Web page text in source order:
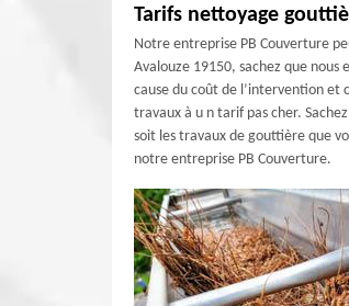
Tarifs nettoyage
Notre entreprise PB Couverture
Avalouze 19150, sachez que
cause du coût de l’intervention et
travaux à u n tarif pas cher.
soit les travaux de gouttière que
notre entreprise PB Couverture.